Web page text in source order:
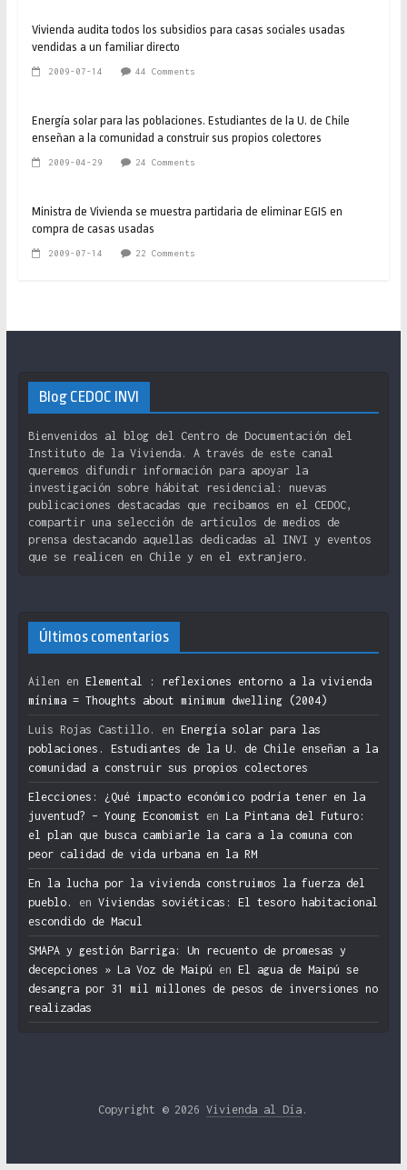
Vivienda audita todos los subsidios para casas sociales usadas
vendidas a un familiar directo
2009-07-14 44 Comments
Energía solar para las poblaciones. Estudiantes de la U. de Chile
enseñan a la comunidad a construir sus propios colectores
2009-04-29 24 Comments
Ministra de Vivienda se muestra partidaria de eliminar EGIS en
compra de casas usadas
2009-07-14 22 Comments
Blog CEDOC INVI
Bienvenidos al blog del Centro de Documentación del
Instituto de la Vivienda. A través de este canal
queremos difundir información para apoyar la
investigación sobre hábitat residencial: nuevas
publicaciones destacadas que recibamos en el CEDOC,
compartir una selección de artículos de medios de
prensa destacando aquellas dedicadas al INVI y eventos
que se realicen en Chile y en el extranjero.
Últimos comentarios
Ailen en Elemental : reflexiones entorno a la vivienda
mínima = Thoughts about minimum dwelling (2004)
Luis Rojas Castillo. en Energía solar para las
poblaciones. Estudiantes de la U. de Chile enseñan a la
comunidad a construir sus propios colectores
Elecciones: ¿Qué impacto económico podría tener en la
juventud? – Young Economist en La Pintana del Futuro:
el plan que busca cambiarle la cara a la comuna con
peor calidad de vida urbana en la RM
En la lucha por la vivienda construimos la fuerza del
pueblo.
en Viviendas soviéticas: El tesoro habitacional
escondido de Macul
SMAPA y gestión Barriga: Un recuento de promesas y
decepciones » La Voz de Maipú en El agua de Maipú se
desangra por 31 mil millones de pesos de inversiones no
realizadas
Copyright © 2026Vivienda al Día .